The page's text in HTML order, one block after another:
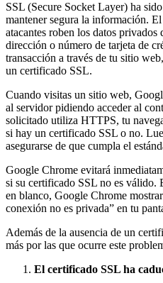
SSL (Secure Socket Layer) ha
mantener segura la información.
atacantes roben los datos privados
dirección o número de tarjeta de
transacción a través de tu sitio
un certificado SSL.
Cuando visitas un sitio web,
al servidor pidiendo acceder al
solicitado utiliza HTTPS, tu
si hay un certificado SSL o no.
asegurarse de que cumpla el
Google Chrome evitará
si su certificado SSL no es válido.
en blanco, Google Chrome
conexión no es privada” en tu
Además de la ausencia de un
más por las que ocurre este
El certificado SSL ha